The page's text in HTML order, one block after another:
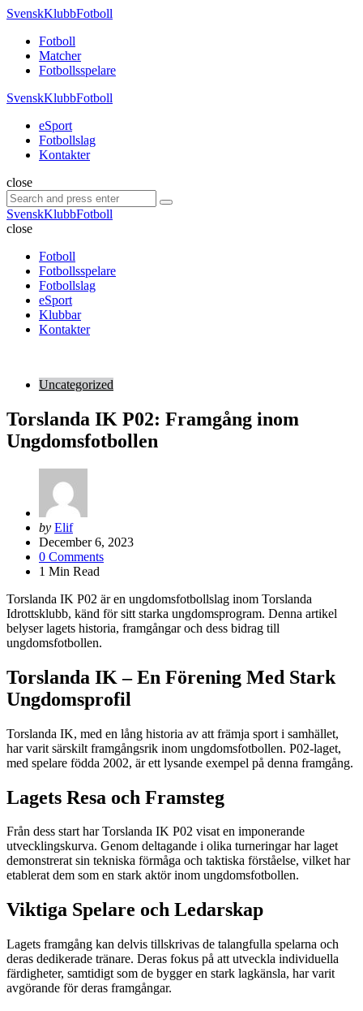
Menu
SvenskKlubbFotboll
Menu
Fotboll
Matcher
Fotbollsspelare
SvenskKlubbFotboll
eSport
Fotbollslag
Kontakter
Search
close
Search
for:
Search
SvenskKlubbFotboll
close
Fotboll
Fotbollsspelare
Fotbollslag
eSport
Klubbar
Kontakter
Uncategorized
Torslanda IK P02: Framgång inom
Ungdomsfotbollen
Posted
by
by Elif
December 6, 2023
0 Comments
1 Min Read
Torslanda IK P02 är en ungdomsfotbollslag inom Torslanda
Idrottsklubb, känd för sitt starka ungdomsprogram. Denna artikel
belyser lagets historia, framgångar och dess bidrag till
ungdomsfotbollen.
Torslanda IK – En Förening Med Stark
Ungdomsprofil
Torslanda IK, med en lång historia av att främja sport i samhället,
har varit särskilt framgångsrik inom ungdomsfotbollen. P02-laget,
med spelare födda 2002, är ett lysande exempel på denna framgång.
Lagets Resa och Framsteg
Från dess start har Torslanda IK P02 visat en imponerande
utvecklingskurva. Genom deltagande i olika turneringar har laget
demonstrerat sin tekniska förmåga och taktiska förståelse, vilket har
etablerat dem som en stark aktör inom ungdomsfotbollen.
Viktiga Spelare och Ledarskap
Lagets framgång kan delvis tillskrivas de talangfulla spelarna och
deras dedikerade tränare. Deras fokus på att utveckla individuella
färdigheter, samtidigt som de bygger en stark lagkänsla, har varit
avgörande för deras framgångar.